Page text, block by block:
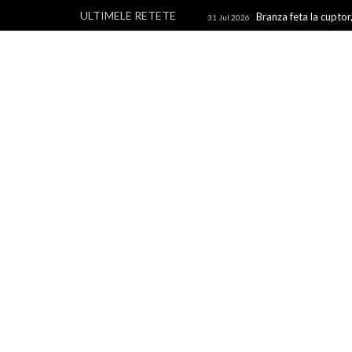
ULTIMELE RETETE 31 Jul 2026 Branza feta la